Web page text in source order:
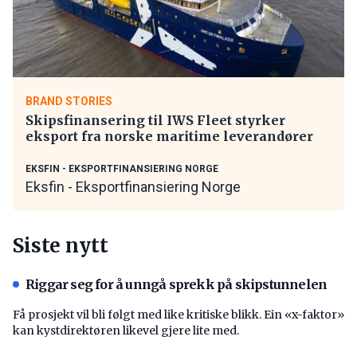
BRAND STORIES
Skipsfinansering til IWS Fleet styrker
eksport fra norske maritime leverandører
EKSFIN - EKSPORTFINANSIERING NORGE
Eksfin - Eksportfinansiering Norge
Siste nytt
Riggar seg for å unngå sprekk på skipstunnelen
Få prosjekt vil bli følgt med like kritiske blikk. Ein «x-faktor»
kan kystdirektøren likevel gjere lite med.